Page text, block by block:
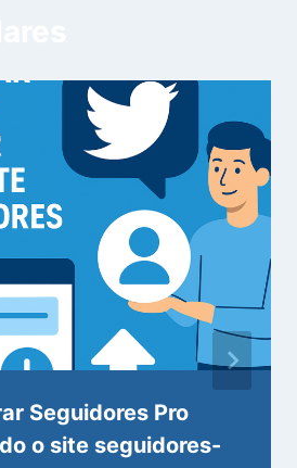
Seguidores Pro
o site seguidores-